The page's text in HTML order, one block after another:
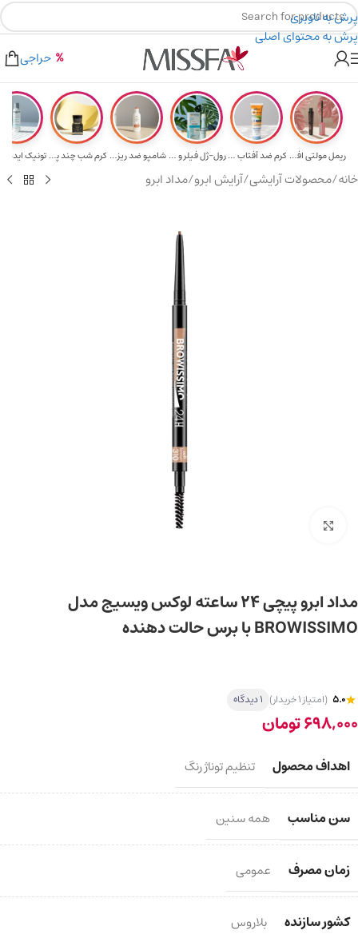
پرش به ناوبری
پرش به محتوای اصلی
۲٪ تخفیف روی سبد خرید برای روش کارت به کارت
هدیه برای خرید های بالای ۵ میلیون تومن
حراجی
ریمل مولتی افکت... کرم ضد آفتاب حا... رول-ژل فیلر و م... شامپو ضد ریزش و... کرم شب چند پپتی... تونیک ایده
خانه/محصولات آرایشی/آرایش ابرو/مداد ابرو
مداد ابرو پیچی 24 ساعته لوکس ویسیج مدل
BROWISSIMO با برس حالت دهنده
5.0 (امتیاز 1 خریدار) 1 دیدگاه
698,000تومان
اهداف محصول تنظیم توناژ رنگ
سن مناسب همه سنین
زمان مصرف عمومی
کشور سازنده بلاروس